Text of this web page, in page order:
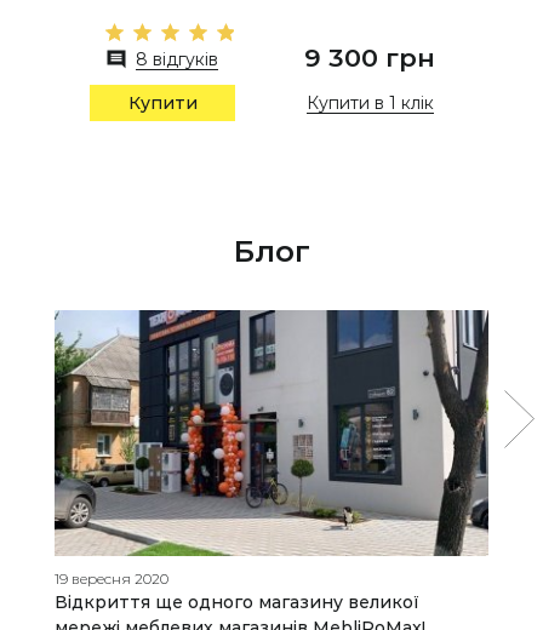
8 відгуків 9 300 грн
Купити Купити в 1 клік
Блог
19 вересня 2020
Відкриття ще одного магазину великої